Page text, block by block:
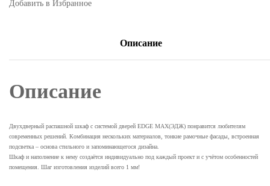
Добавить в Избранное
Описание
Описание
Двухдверный распашной шкаф с системой дверей EDGE MAX(ЭДЖ) понравится любителям
современных решений. Комбинация нескольких материалов, тонкие рамочные фасады, встроенная
подсветка – основа стильного и запоминающегося дизайна.
Шкаф и наполнение к нему создаётся индивидуально под каждый проект и с учётом особенностей
помещения. Шаг изготовления изделий всего 1 мм!